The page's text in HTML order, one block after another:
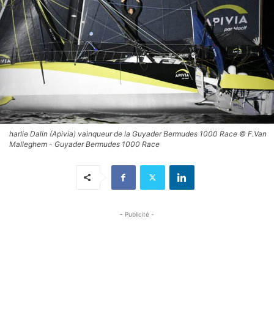
harlie Dalin (Apivia) vainqueur de la Guyader Bermudes 1000 Race © F.Van
Malleghem - Guyader Bermudes 1000 Race
- Publicité -